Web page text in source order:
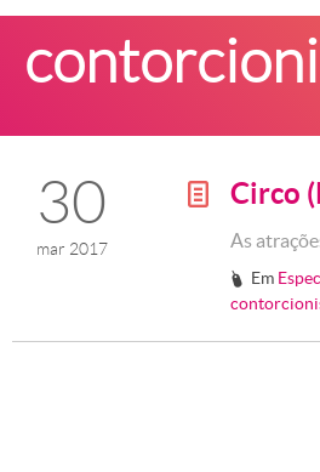
30
mar 2017
g Circo
As
# Em